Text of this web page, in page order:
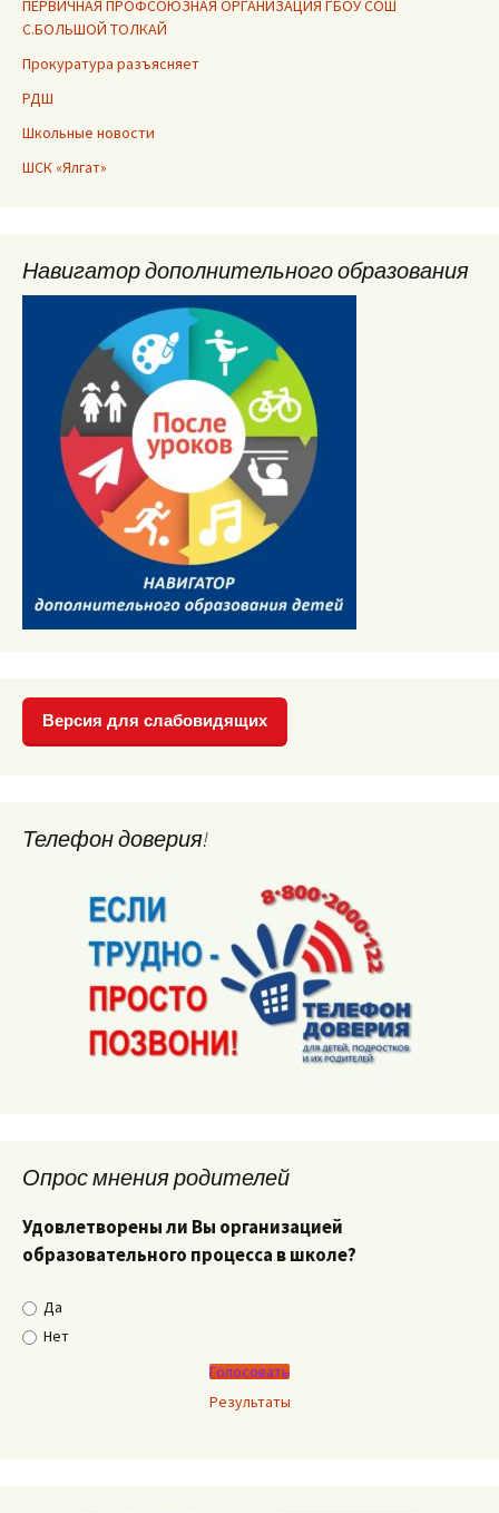
ПЕРВИЧНАЯ ПРОФСОЮЗНАЯ ОРГАНИЗАЦИЯ ГБОУ СОШ
С.БОЛЬШОЙ ТОЛКАЙ
Прокуратура разъясняет
РДШ
Школьные новости
ШСК «Ялгат»
Навигатор дополнительного образования
Версия для слабовидящих
Телефон доверия!
Опрос мнения родителей
Удовлетворены ли Вы организацией
образовательного процесса в школе?
Да
Нет
Результаты